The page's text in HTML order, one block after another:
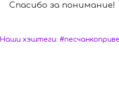
Спасибо за понимание!
Наши хэштеги: